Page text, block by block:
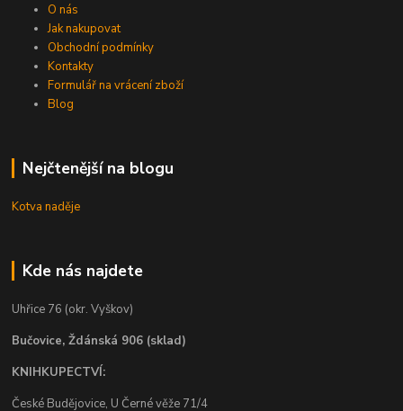
O nás
Jak nakupovat
Obchodní podmínky
Kontakty
Formulář na vrácení zboží
Blog
Nejčtenější na blogu
Kotva naděje
Kde nás najdete
Uhřice 76 (okr. Vyškov)
Bučovice, Ždánská 906 (sklad)
KNIHKUPECTVÍ:
České Budějovice, U Černé věže 71/4